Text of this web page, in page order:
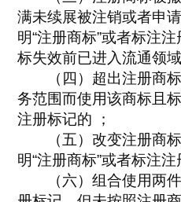
满未续展被注销或者申
明“注册商标”或者标注
标失效前已进入流通领
（四）超出注册商
务范围而使用该商标且
注册标记的 ；
（五）改变注册商
明“注册商标”或者标注注
（六）组合使用两